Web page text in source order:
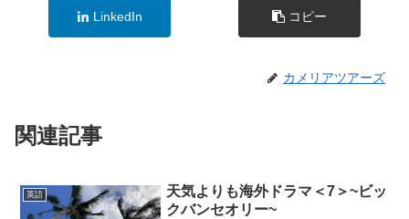
LinkedIn コピー
カメリアツアーズ
関連記事
英語
天気よりも海外ドラマ＜7＞~ビッ
クバンセオリー~